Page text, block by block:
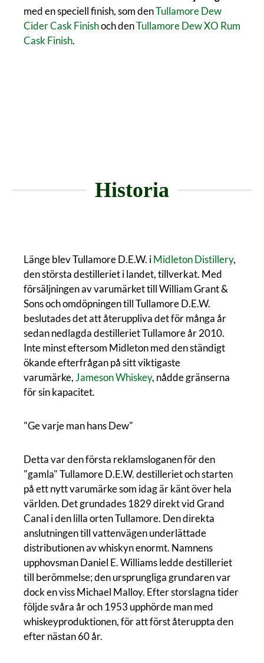
med en speciell finish, som denTullamore Dew
Cider Cask Finishoch denTullamore Dew XO Rum
Cask Finish.
Historia
Länge blev Tullamore D.E.W. iMidleton Distillery,
den största destilleriet i landet, tillverkat. Med
försäljningen av varumärket till William Grant &
Sons och omdöpningen till Tullamore D.E.W.
beslutades det att återuppliva det för många år
sedan nedlagda destilleriet Tullamore år 2010.
Inte minst eftersom Midleton med den ständigt
ökande efterfrågan på sitt viktigaste
varumärke,Jameson Whiskey, nådde gränserna
för sin kapacitet.
"Ge varje man hans Dew"
Detta var den första reklamsloganen för den
"gamla" Tullamore D.E.W. destilleriet och starten
på ett nytt varumärke som idag är känt över hela
världen. Det grundades 1829 direkt vid Grand
Canal i den lilla orten Tullamore. Den direkta
anslutningen till vattenvägen underlättade
distributionen av whiskyn enormt. Namnens
upphovsman Daniel E. Williams ledde destilleriet
till berömmelse; den ursprungliga grundaren var
dock en viss Michael Malloy. Efter storslagna tider
följde svåra år och 1953 upphörde man med
whiskeyproduktionen, för att först återuppta den
efter nästan 60 år.